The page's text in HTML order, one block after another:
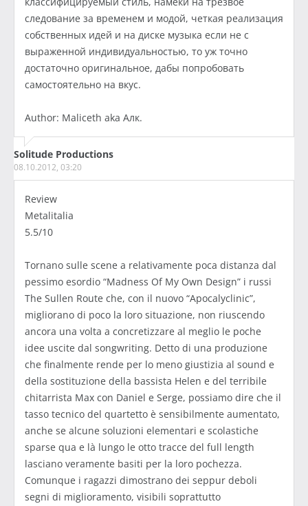
следование за временем и модой, четкая реализация
собственных идей и на диске музыка если не с
выраженной индивидуальностью, то уж точно
достаточно оригинальное, дабы попробовать
самостоятельно на вкус.
Author: Maliceth aka Алк.
Solitude Productions
08.10.2012, 03:20
Review
Metalitalia
5.5/10
Tornano sulle scene a relativamente poca distanza dal
pessimo esordio “Madness Of My Own Design” i russi
The Sullen Route che, con il nuovo “Apocalyclinic”,
migliorano di poco la loro situazione, non riuscendo
ancora una volta a concretizzare al meglio le poche
idee uscite dal songwriting. Detto di una produzione
che finalmente rende per lo meno giustizia al sound e
della sostituzione della bassista Helen e del terribile
chitarrista Max con Daniel e Serge, possiamo dire che il
tasso tecnico del quartetto è sensibilmente aumentato,
anche se alcune soluzioni elementari e scolastiche
sparse qua e là lungo le otto tracce del full length
lasciano veramente basiti per la loro pochezza.
Comunque i ragazzi dimostrano dei seppur deboli
segni di miglioramento, visibili soprattutto